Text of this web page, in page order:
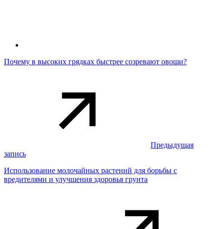
Почему в высоких грядках быстрее созревают овощи?
Предыдущая
запись
Использование молочайных растений для борьбы с
вредителями и улучшения здоровья грунта